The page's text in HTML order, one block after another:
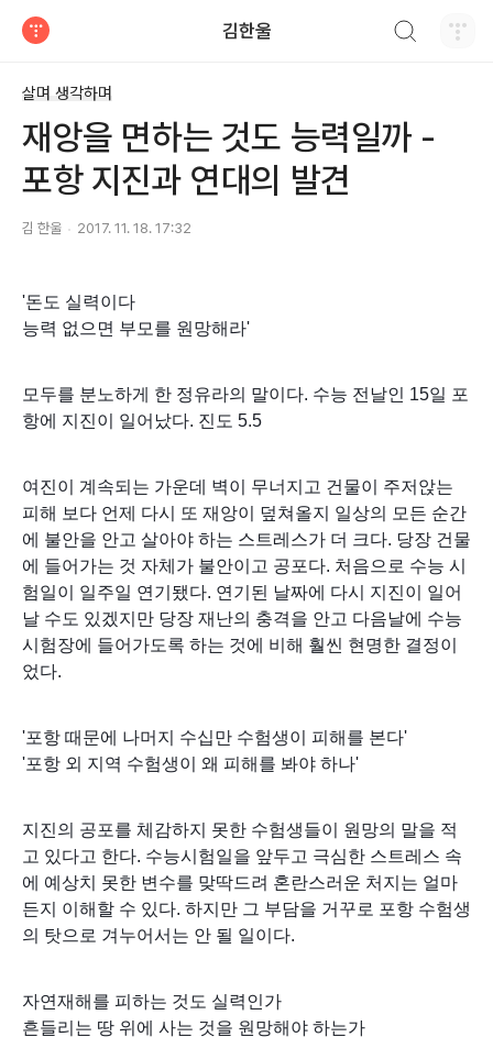
김한울
살며 생각하며
재앙을 면하는 것도 능력일까 -
포항 지진과 연대의 발견
김 한울 2017. 11. 18. 17:32
'돈도 실력이다
능력 없으면 부모를 원망해라'
모두를 분노하게 한 정유라의 말이다. 수능 전날인 15일 포
항에 지진이 일어났다. 진도 5.5
여진이 계속되는 가운데 벽이 무너지고 건물이 주저앉는
피해 보다 언제 다시 또 재앙이 덮쳐올지 일상의 모든 순간
에 불안을 안고 살아야 하는 스트레스가 더 크다. 당장 건물
에 들어가는 것 자체가 불안이고 공포다. 처음으로 수능 시
험일이 일주일 연기됐다. 연기된 날짜에 다시 지진이 일어
날 수도 있겠지만 당장 재난의 충격을 안고 다음날에 수능
시험장에 들어가도록 하는 것에 비해 훨씬 현명한 결정이
었다.
'포항 때문에 나머지 수십만 수험생이 피해를 본다'
'포항 외 지역 수험생이 왜 피해를 봐야 하나'
지진의 공포를 체감하지 못한 수험생들이 원망의 말을 적
고 있다고 한다. 수능시험일을 앞두고 극심한 스트레스 속
에 예상치 못한 변수를 맞딱드려 혼란스러운 처지는 얼마
든지 이해할 수 있다. 하지만 그 부담을 거꾸로 포항 수험생
의 탓으로 겨누어서는 안 될 일이다.
자연재해를 피하는 것도 실력인가
흔들리는 땅 위에 사는 것을 원망해야 하는가